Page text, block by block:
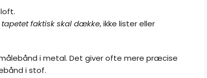
tapetet faktisk skal dække, ikke lister eller
i metal. Det giver ofte mere præcise
i stof.